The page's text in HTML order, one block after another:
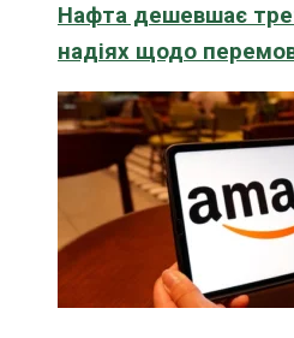
Нафта дешевшає
надіях щодо